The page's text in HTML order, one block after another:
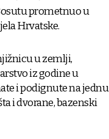
prometnuo u
Hrvatske.
u zemlji,
iz godine u
i podignute na jednu
i dvorane, bazenski